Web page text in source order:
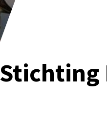
Stichting